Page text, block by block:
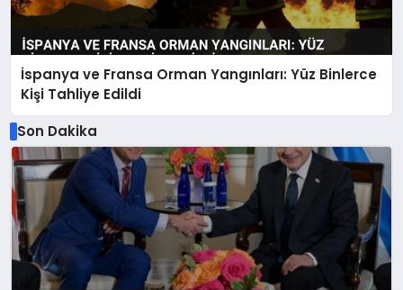
İspanya ve Fransa Orman Yangınları: Yüz Binlerce
Kişi Tahliye Edildi
Son Dakika